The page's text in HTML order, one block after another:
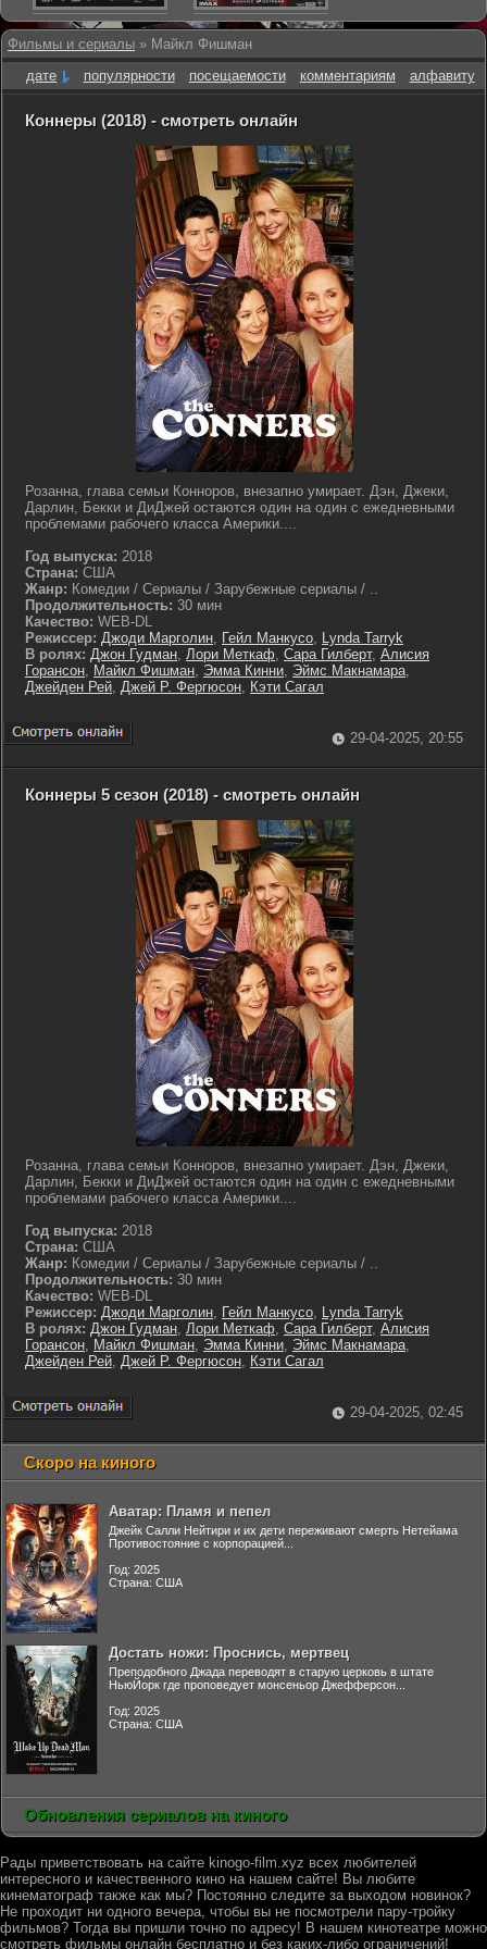
Фильмы и сериалы » Майкл Фишман
дате
популярности посещаемости комментариям алфавиту
Коннеры (2018) - смотреть онлайн
Розанна, глава семьи Конноров, внезапно умирает. Дэн, Джеки,
Дарлин, Бекки и ДиДжей остаются один на один с ежедневными
проблемами рабочего класса Америки....
Год выпуска: 2018
Страна: США
Жанр: Комедии / Сериалы / Зарубежные сериалы / ..
Продолжительность: 30 мин
Качество: WEB-DL
Режиссер: Джоди Марголин, Гейл Манкусо, Lynda Tarryk
В ролях: Джон Гудман, Лори Меткаф, Сара Гилберт, Алисия
Горансон, Майкл Фишман, Эмма Кинни, Эймс Макнамара,
Джейден Рей, Джей Р. Фергюсон, Кэти Сагал
29-04-2025, 20:55
Коннеры 5 сезон (2018) - смотреть онлайн
Розанна, глава семьи Конноров, внезапно умирает. Дэн, Джеки,
Дарлин, Бекки и ДиДжей остаются один на один с ежедневными
проблемами рабочего класса Америки....
Год выпуска: 2018
Страна: США
Жанр: Комедии / Сериалы / Зарубежные сериалы / ..
Продолжительность: 30 мин
Качество: WEB-DL
Режиссер: Джоди Марголин, Гейл Манкусо, Lynda Tarryk
В ролях: Джон Гудман, Лори Меткаф, Сара Гилберт, Алисия
Горансон, Майкл Фишман, Эмма Кинни, Эймс Макнамара,
Джейден Рей, Джей Р. Фергюсон, Кэти Сагал
29-04-2025, 02:45
Скоро на киного
Аватар: Пламя и пепел
Джейк Салли Нейтири и их дети переживают смерть Нетейама
Противостояние с корпорацией...
Год: 2025
Страна: США
Достать ножи: Проснись, мертвец
Преподобного Джада переводят в старую церковь в штате
НьюЙорк где проповедует монсеньор Джефферсон...
Год: 2025
Страна: США
Обновления сериалов на киного
Рады приветствовать на сайте kinogo-film.xyz всех любителей
интересного и качественного кино на нашем сайте! Вы любите
кинематограф также как мы? Постоянно следите за выходом новинок?
Не проходит ни одного вечера, чтобы вы не посмотрели пару-тройку
фильмов? Тогда вы пришли точно по адресу! В нашем кинотеатре можно
смотреть фильмы онлайн бесплатно и без каких-либо ограничений!